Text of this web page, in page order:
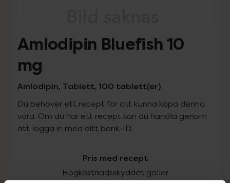
Amlodipin Bluefish 10
mg
Amlodipin, Tablett, 100 tablett(er)
Du behöver ett recept för att kunna köpa denna
vara. Om du har ett recept kan du handla genom
att logga in med ditt bank-ID.
Pris med recept
Högkostnadsskyddet gäller